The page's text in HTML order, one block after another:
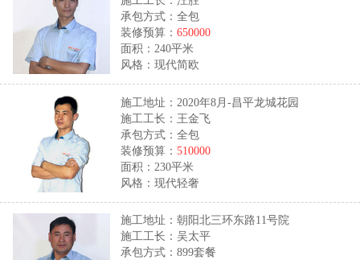
承包方式：全包
装修预算：650000
面积：240平米
风格：现代简欧
施工地址：2020年8月-昌平龙城花园
施工工长：王金飞
承包方式：全包
装修预算：510000
面积：230平米
风格：现代轻奢
施工地址：朝阳北三环东路11号院
施工工长：吴太平
承包方式：899套餐